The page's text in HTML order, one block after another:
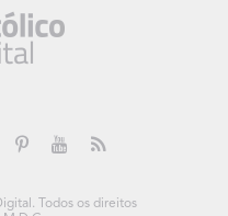
Todos os direitos